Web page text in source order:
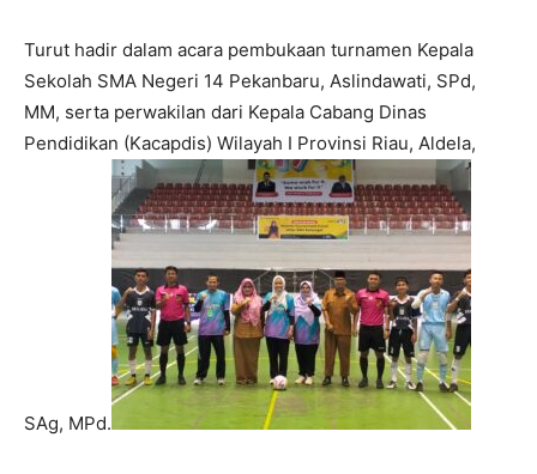
Turut hadir dalam acara pembukaan turnamen Kepala
Sekolah SMA Negeri 14 Pekanbaru, Aslindawati, SPd,
MM, serta perwakilan dari Kepala Cabang Dinas
Pendidikan (Kacapdis) Wilayah I Provinsi Riau, Aldela,
SAg, MPd.